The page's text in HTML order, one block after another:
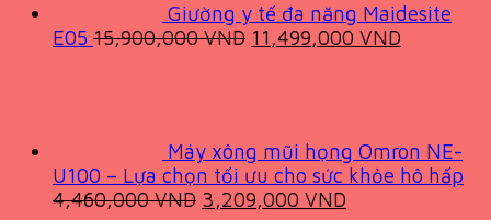
Giường y tế đa năng Maidesite
E05 15,900,000VND Original
11,499,000 VND
Máy xông mũi họng Omron NE-
U100 – Lựa chọn tối ưu cho sức khỏe hô hấp
4,460,000VND Original
3,209,000 VND